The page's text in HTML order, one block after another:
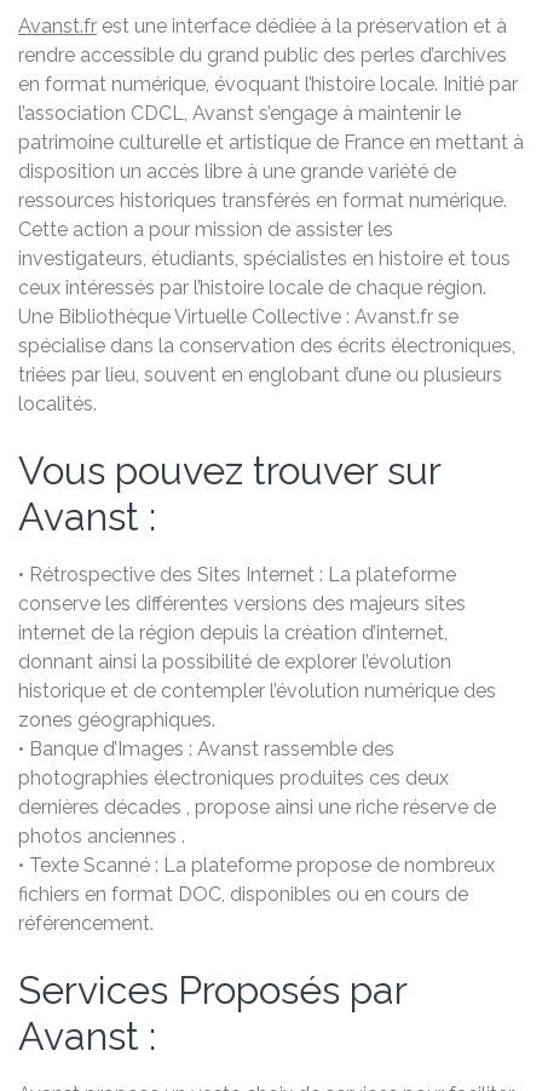
Avanst.fr est une interface dédiée à la préservation et à
rendre accessible du grand public des perles d’archives
en format numérique, évoquant l’histoire locale. Initié par
l’association CDCL, Avanst s’engage à maintenir le
patrimoine culturelle et artistique de France en mettant à
disposition un accès libre à une grande variété de
ressources historiques transférés en format numérique.
Cette action a pour mission de assister les
investigateurs, étudiants, spécialistes en histoire et tous
ceux intéressés par l’histoire locale de chaque région.
Une Bibliothèque Virtuelle Collective : Avanst.fr se
spécialise dans la conservation des écrits électroniques,
triées par lieu, souvent en englobant d’une ou plusieurs
localités.
Vous pouvez trouver sur
Avanst :
• Rétrospective des Sites Internet : La plateforme
conserve les différentes versions des majeurs sites
internet de la région depuis la création d’internet,
donnant ainsi la possibilité de explorer l’évolution
historique et de contempler l’évolution numérique des
zones géographiques.
• Banque d’Images : Avanst rassemble des
photographies électroniques produites ces deux
dernières décades , propose ainsi une riche réserve de
photos anciennes .
• Texte Scanné : La plateforme propose de nombreux
fichiers en format DOC, disponibles ou en cours de
référencement.
Services Proposés par
Avanst :